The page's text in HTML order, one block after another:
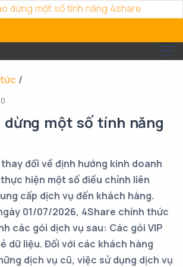
dừng một số tính năng 4share
/
dừng một số tính năng
đổi về định hướng kinh doanh
hiện một số điều chỉnh liên
cấp dịch vụ đến khách hàng.
01/07/2026, 4Share chính thức
các gói dịch vụ sau: Các gói VIP
dữ liệu. Đối với các khách hàng
dịch vụ cũ, việc sử dụng dịch vụ